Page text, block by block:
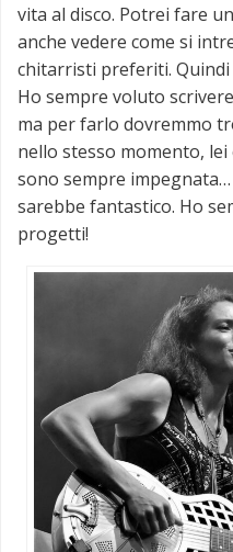
vita al disco. Potrei fare
anche vedere come si
chitarristi preferiti. Quindi
Ho sempre voluto
ma per farlo dovremmo
nello stesso momento,
sono sempre impegnata…
sarebbe fantastico. Ho
progetti!